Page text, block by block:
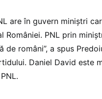
are în guvern miniștri
României. PNL prin
de români”, a spus
Daniel David este